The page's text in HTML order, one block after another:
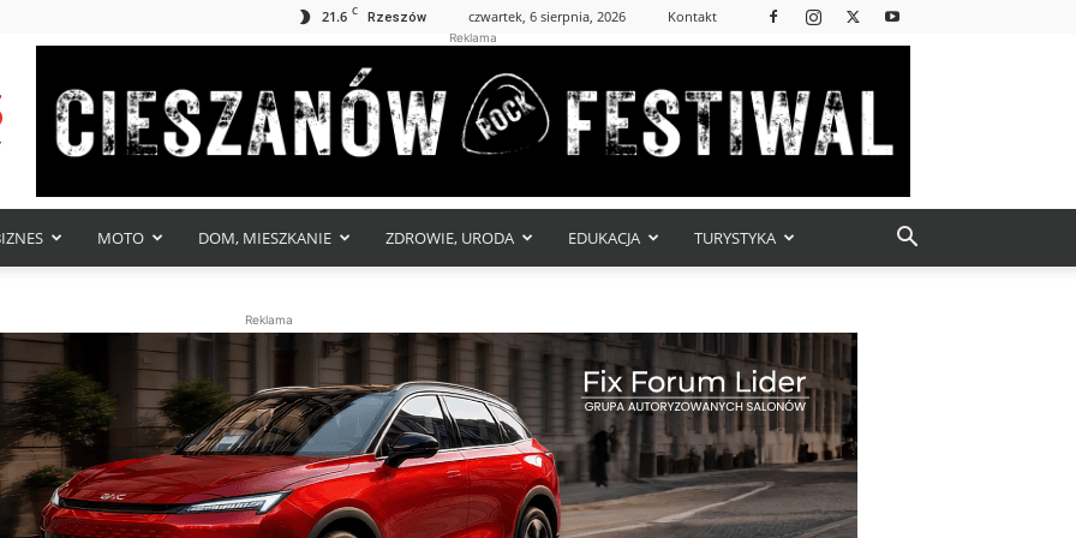
21.6 C Rzeszów czwartek, 6 sierpnia, 2026 Kontakt
Reklama
MOTO DOM, MIESZKANIE ZDROWIE, URODA EDUKACJA TURYSTYKA
Reklama